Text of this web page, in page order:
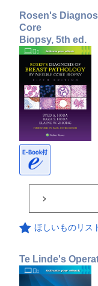
Rosen's
Core
Biopsy, 5th ed.
ほしいものリス
Te Linde's